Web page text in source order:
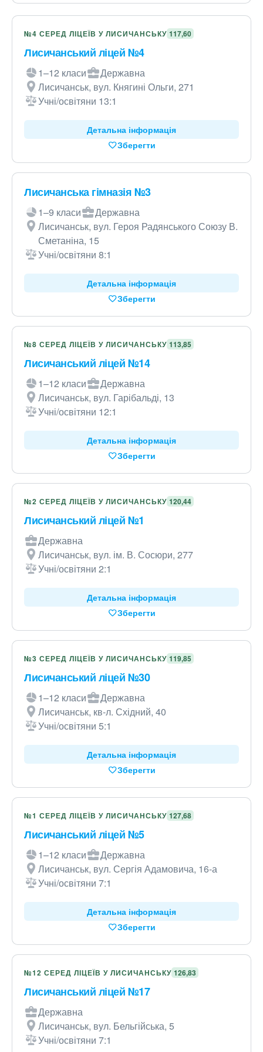
№4 СЕРЕД ЛІЦЕЇВ У ЛИСИЧАНСЬКУ 117,60
Лисичанський ліцей №4
1–12 класи
Державна
Лисичанськ, вул. Княгині Ольги, 271
Учні/освітяни 13:1
Детальна інформація
Зберегти
Лисичанська гімназія №3
1–9 класи
Державна
Лисичанськ, вул. Героя Радянського Союзу В.
Сметаніна, 15
Учні/освітяни 8:1
Детальна інформація
Зберегти
№8 СЕРЕД ЛІЦЕЇВ У ЛИСИЧАНСЬКУ 113,85
Лисичанський ліцей №14
1–12 класи
Державна
Лисичанськ, вул. Гарібальді, 13
Учні/освітяни 12:1
Детальна інформація
Зберегти
№2 СЕРЕД ЛІЦЕЇВ У ЛИСИЧАНСЬКУ 120,44
Лисичанський ліцей №1
Державна
Лисичанськ, вул. ім. В. Сосюри, 277
Учні/освітяни 2:1
Детальна інформація
Зберегти
№3 СЕРЕД ЛІЦЕЇВ У ЛИСИЧАНСЬКУ 119,85
Лисичанський ліцей №30
1–12 класи
Державна
Лисичанськ, кв-л. Східний, 40
Учні/освітяни 5:1
Детальна інформація
Зберегти
№1 СЕРЕД ЛІЦЕЇВ У ЛИСИЧАНСЬКУ 127,68
Лисичанський ліцей №5
1–12 класи
Державна
Лисичанськ, вул. Сергія Адамовича, 16-а
Учні/освітяни 7:1
Детальна інформація
Зберегти
№12 СЕРЕД ЛІЦЕЇВ У ЛИСИЧАНСЬКУ 126,83
Лисичанський ліцей №17
Державна
Лисичанськ, вул. Бельгійська, 5
Учні/освітяни 7:1